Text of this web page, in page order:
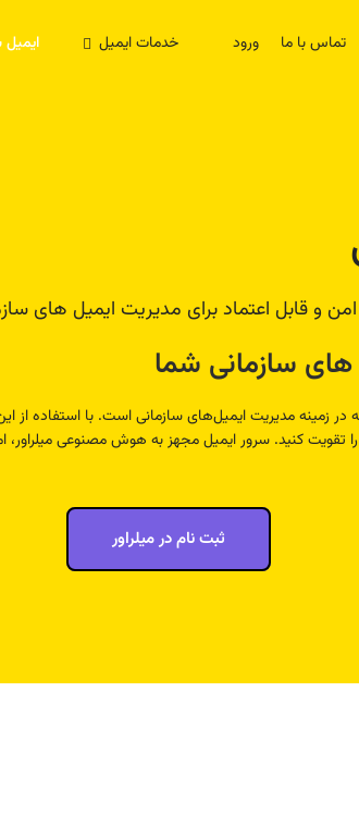
تماس با ما ورود خدمات ایمیل
امن و قابل اعتماد برای مدیریت ایمیل های
های سازمانی شما
در زمینه مدیریت ایمیل‌های سازمانی است. با استفاده
ثبت نام در میلراور